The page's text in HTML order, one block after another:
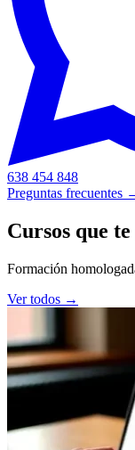
638 454 848
Preguntas frecuentes
Cursos que
Formación
Ver todos →